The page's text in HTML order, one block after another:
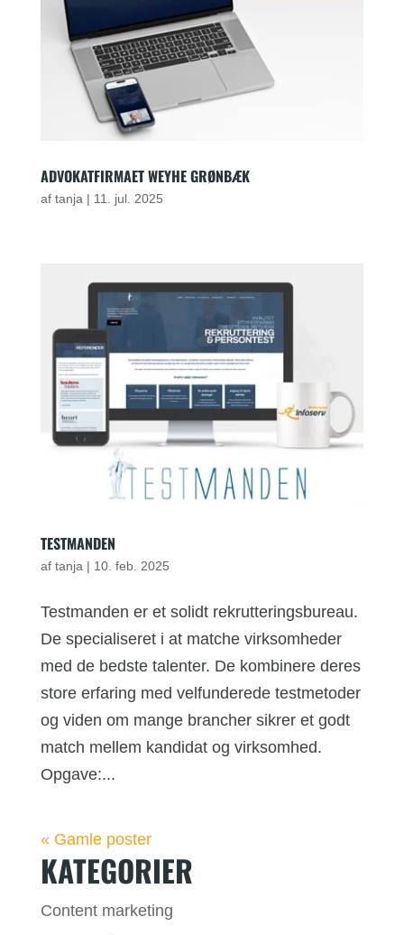
ADVOKATFIRMAET WEYHE GRØNBÆK
af tanja | 11. jul. 2025
TESTMANDEN
af tanja | 10. feb. 2025
Testmanden er et solidt rekrutteringsbureau.
De specialiseret i at matche virksomheder
med de bedste talenter. De kombinere deres
store erfaring med velfunderede testmetoder
og viden om mange brancher sikrer et godt
match mellem kandidat og virksomhed.
Opgave:...
« Gamle poster
KATEGORIER
Content marketing